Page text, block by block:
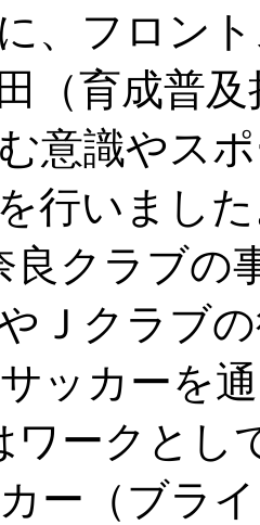
、フロン
（育成普
意識やス
行いまし
良クラブの
Ｊクラブ
ッカーを
ワークとし
ー（ブラ